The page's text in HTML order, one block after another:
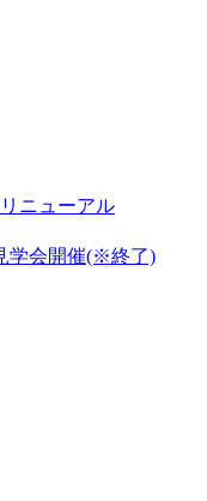
ニューアル
学会開催(※終了)